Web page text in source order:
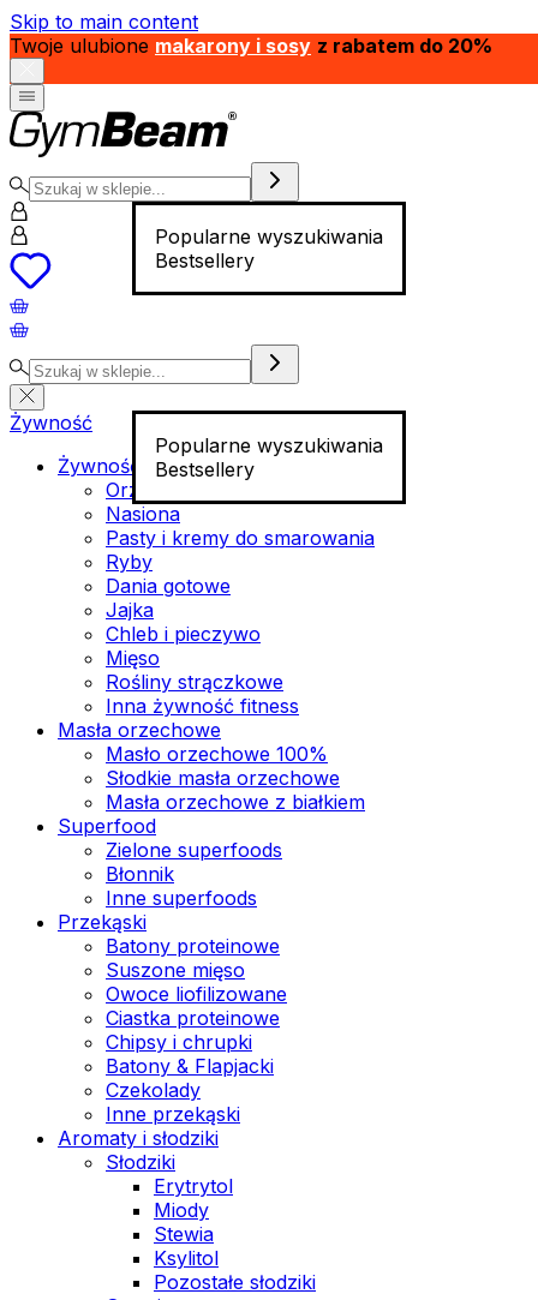
Skip to main content
Twoje ulubione makarony i sosy z rabatem do 20%
Popularne wyszukiwania
Bestsellery
Popularne wyszukiwania
Bestsellery
Żywność
Żywność funkcjonalna
Orzechy
Nasiona
Pasty i kremy do smarowania
Ryby
Dania gotowe
Jajka
Chleb i pieczywo
Mięso
Rośliny strączkowe
Inna żywność fitness
Masła orzechowe
Masło orzechowe 100%
Słodkie masła orzechowe
Masła orzechowe z białkiem
Superfood
Zielone superfoods
Błonnik
Inne superfoods
Przekąski
Batony proteinowe
Suszone mięso
Owoce liofilizowane
Ciastka proteinowe
Chipsy i chrupki
Batony & Flapjacki
Czekolady
Inne przekąski
Aromaty i słodziki
Słodziki
Erytrytol
Miody
Stewia
Ksylitol
Pozostałe słodziki